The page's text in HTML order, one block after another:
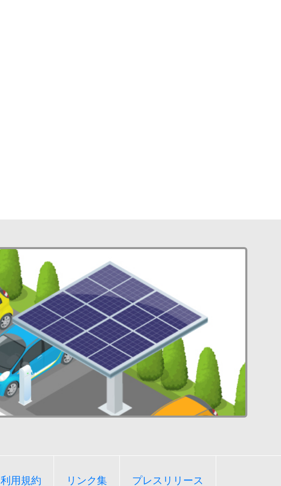
利用規約 リンク集 プレスリリース